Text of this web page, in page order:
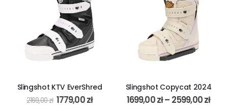
Slingshot KTV EverShred
2169,00zł 1779,00zł
Slingshot Copycat 2024
1699,00zł– 2599,00zł